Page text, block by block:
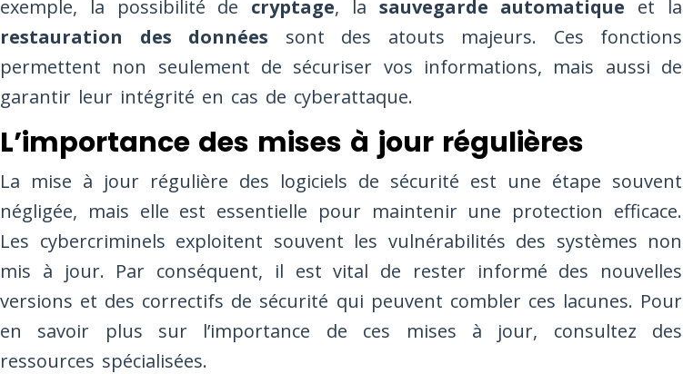
exemple, la possibilité de cryptage, la sauvegarde automatique et la
restauration des données sont des atouts majeurs. Ces fonctions
permettent non seulement de sécuriser vos informations, mais aussi de
garantir leur intégrité en cas de cyberattaque.
L’importance des mises à jour régulières
La mise à jour régulière des logiciels de sécurité est une étape souvent
négligée, mais elle est essentielle pour maintenir une protection efficace.
Les cybercriminels exploitent souvent les vulnérabilités des systèmes non
mis à jour. Par conséquent, il est vital de rester informé des nouvelles
versions et des correctifs de sécurité qui peuvent combler ces lacunes. Pour
en savoir plus sur l’importance de ces mises à jour, consultez des
ressources spécialisées.